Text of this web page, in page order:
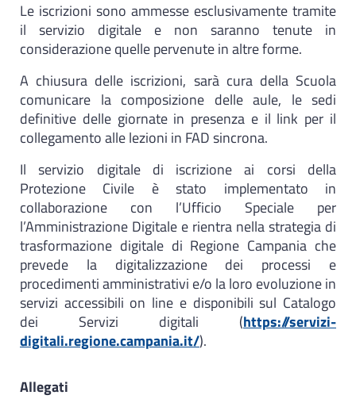
Le iscrizioni sono ammesse esclusivamente tramite
il servizio digitale e non saranno tenute in
considerazione quelle pervenute in altre forme.
A chiusura delle iscrizioni, sarà cura della Scuola
comunicare la composizione delle aule, le sedi
definitive delle giornate in presenza e il link per il
collegamento alle lezioni in FAD sincrona.
Il servizio digitale di iscrizione ai corsi della
Protezione Civile è stato implementato in
collaborazione con l’Ufficio Speciale per
l’Amministrazione Digitale e rientra nella strategia di
trasformazione digitale di Regione Campania che
prevede la digitalizzazione dei processi e
procedimenti amministrativi e/o la loro evoluzione in
servizi accessibili on line e disponibili sul Catalogo
dei Servizi digitali (https://servizi-
digitali.regione.campania.it/).
Allegati